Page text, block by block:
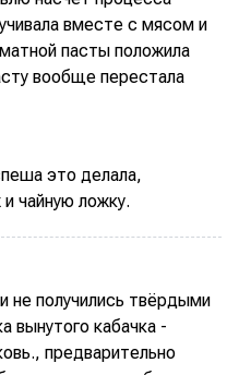
вместе с мясом и
пасты положила
вообще перестала
это делала,
чайную ложку.
не получились твёрдыми
вынутого кабачка -
предварительно